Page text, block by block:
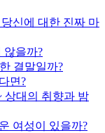
신에 대한 진짜 마
않을까?
결말일까?
면?
상대의 취향과 밤
여성이 있을까?